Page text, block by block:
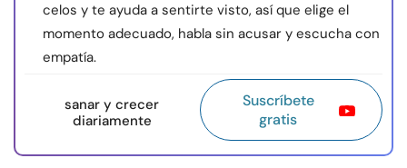
celos y te ayuda a sentirte visto, así que elige el
momento adecuado, habla sin acusar y escucha con
empatía.
sanar y crecer
diariamente
Suscríbete
gratis